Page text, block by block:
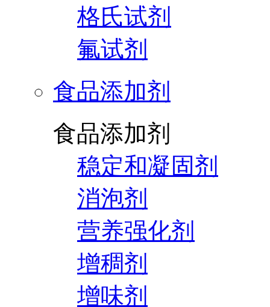
格氏试剂
氟试剂
食品添加剂
食品添加剂
稳定和凝固剂
消泡剂
营养强化剂
增稠剂
增味剂